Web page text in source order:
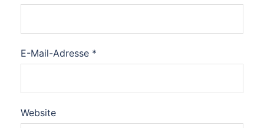
E-Mail-Adresse *
Website